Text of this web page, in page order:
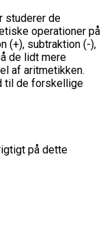
studerer de
operationer på
(+), subtraktion (-),
de lidt mere
af aritmetikken.
til de forskellige
på dette